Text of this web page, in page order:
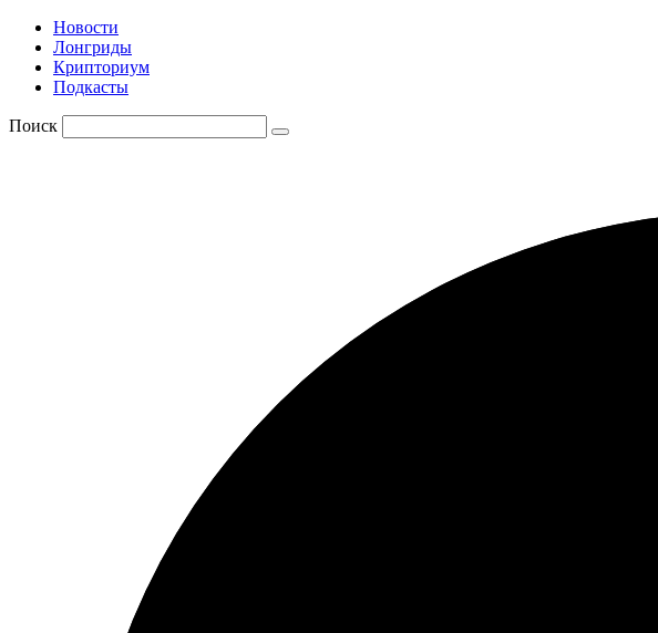
Новости
Лонгриды
Крипториум
Подкасты
Поиск